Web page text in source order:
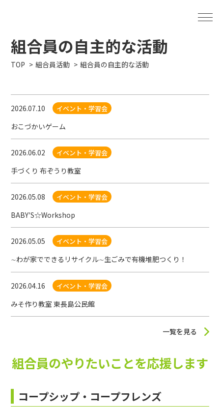
組合員の自主的な活動
TOP 組合員活動 組合員の自主的な活動
2026.07.10 イベント・学習会
おこづかいゲーム
2026.06.02 イベント・学習会
手づくり 布ぞうり教室
2026.05.08 イベント・学習会
BABY′S☆Workshop
2026.05.05 イベント・学習会
∼わが家でできるリサイクル∼生ごみで有機堆肥つくり！
2026.04.16 イベント・学習会
みそ作り教室 東長島公民館
一覧を見る
組合員のやりたいことを応援します
コープシップ・コープフレンズ